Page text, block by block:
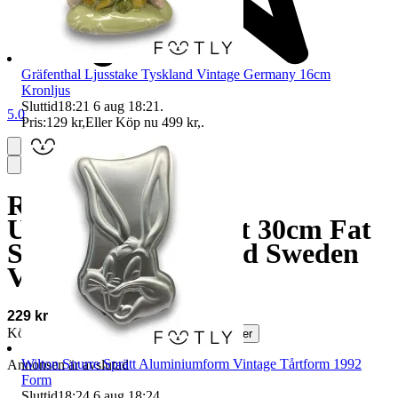
5.0
Rörstrand Sparta
Uppläggningsfat 2st 30cm Fat
Stämplad Rorstrand Sweden
Vintage
229 kr
Köparskydd är valfritt hos företag. Läs mer
Annonsen är avslutad
Gräfenthal Ljusstake Tyskland Vintage Germany 16cm
Kronljus
Sluttid18:21 6 aug 18:21 .
Pris:129 kr,Eller Köp nu 499 kr,.
Wilton Snurre Sprätt Aluminiumform Vintage Tårtform 1992
Form